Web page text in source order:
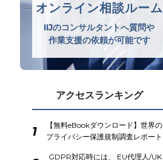
オンライン相談ルーム
IIJのコンサルタントへ質問や
作業支援の依頼が可能です
アクセスランキング
1
【無料eBookダウンロード】世界の
プライバシー保護規制調査レポート
GDPR対応時には、 EU代理人/UK